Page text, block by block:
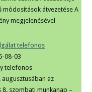
módosítások átvezetése A
megjelenésével
telefonos
08-03
telefonos
az
8. szombati munkanap –